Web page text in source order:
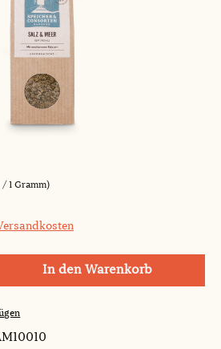
1 Gramm)
Gib den gewünschten
In den Warenkorb